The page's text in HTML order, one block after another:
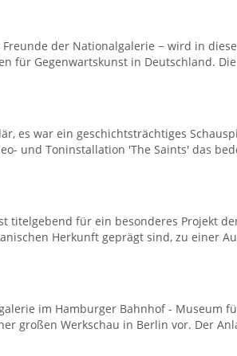
der Nationalgalerie − wird in
für Gegenwartskunst in Deutschland.
es war ein geschichtsträchtiges
und Toninstallation 'The Saints' das
titelgebend für ein besonderes Projekt
Herkunft geprägt sind, zu einer
im Hamburger Bahnhof - Museum
großen Werkschau in Berlin vor. Der